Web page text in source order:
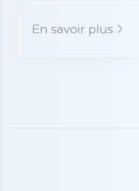
En savoir plus